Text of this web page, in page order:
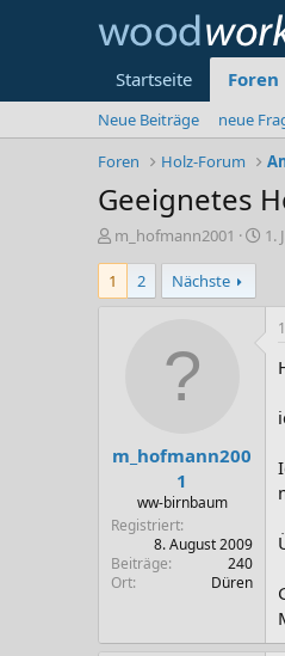
Startseite Foren
Neue Beiträge neue
Foren
Holz-Forum
Geeignetes
E
s
t
m_hofmann2001
E
l
1.
1 2 Nächste
m_hofmann200
1
ww-birnbaum
Registriert
8. August 2009
Beiträge
240
Ort
Düren